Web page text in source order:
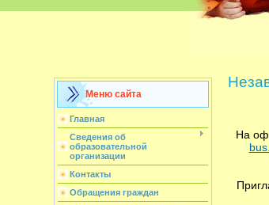
Меню сайта
Главная
Сведения об
образовательной
организации
Контакты
Обращения граждан
На